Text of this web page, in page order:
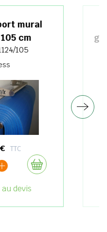
mural
cm
105
TTC
devis